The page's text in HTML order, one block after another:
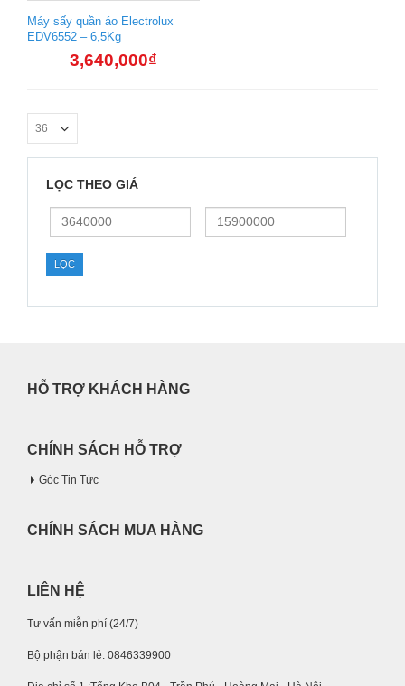
Máy sấy quần áo Electrolux
EDV6552 – 6,5Kg
3,640,000₫
LỌC THEO GIÁ
Giá
nhất
Giá
LỌC
HỖ TRỢ KHÁCH HÀNG
CHÍNH SÁCH HỖ TRỢ
Góc Tin Tức
CHÍNH SÁCH MUA HÀNG
LIÊN HỆ
Tư vấn miễn phí (24/7)
Bộ phận bán lẻ: 0846339900